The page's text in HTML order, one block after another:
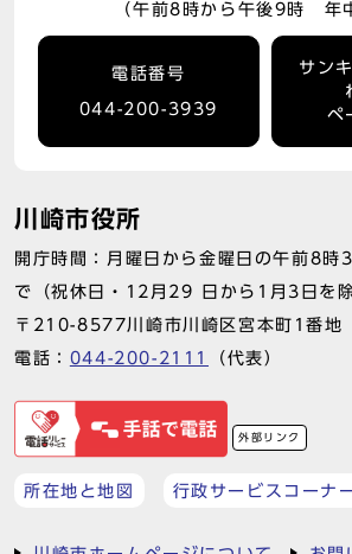
（午前8時から午後9時 年
電話番号
044-200-3939
サン
ペ
川崎市役所
開庁時間：月曜日から金曜日の午前8時
で（祝休日・12月29 日から1月3日を除
〒210-8577川崎市川崎区宮本町1番地
電話： 044-200-2111 （代表）
外部リンク
所在地と地図 行政サービスコーナ